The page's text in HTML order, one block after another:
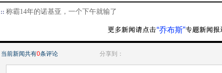
称霸14年的诺基亚，一个下午就输了
“乔布斯”
当前新闻共有0条评论 分享到：